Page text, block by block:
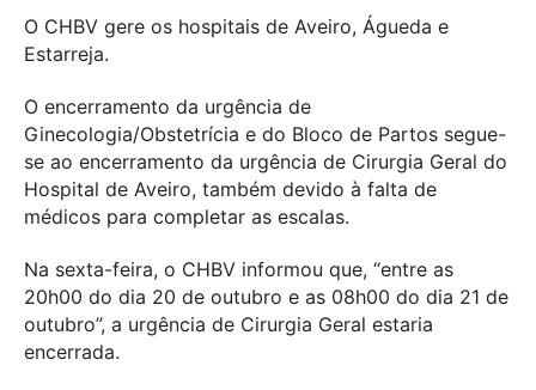
O CHBV gere os hospitais de Aveiro, Águeda e
Estarreja.
O encerramento da urgência de
Ginecologia/Obstetrícia e do Bloco de Partos segue-
se ao encerramento da urgência de Cirurgia Geral do
Hospital de Aveiro, também devido à falta de
médicos para completar as escalas.
Na sexta-feira, o CHBV informou que, “entre as
20h00 do dia 20 de outubro e as 08h00 do dia 21 de
outubro”, a urgência de Cirurgia Geral estaria
encerrada.